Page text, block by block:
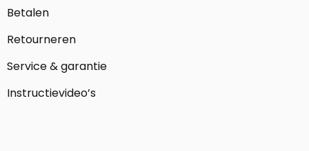
Betalen
Retourneren
Service & garantie
Instructievideo’s